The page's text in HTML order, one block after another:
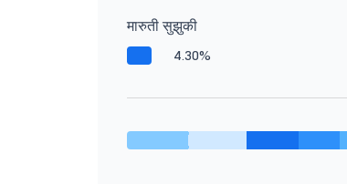
मारुती सुझुकी
4.30%